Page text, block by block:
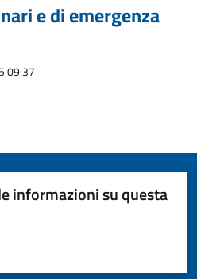
e di emergenza
09:37
informazioni su questa
su 5
su 5